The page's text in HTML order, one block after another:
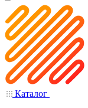
Каталог